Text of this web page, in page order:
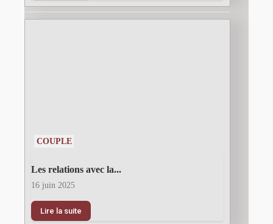
COUPLE
Les relations avec la...
16 juin 2025
Lire la suite